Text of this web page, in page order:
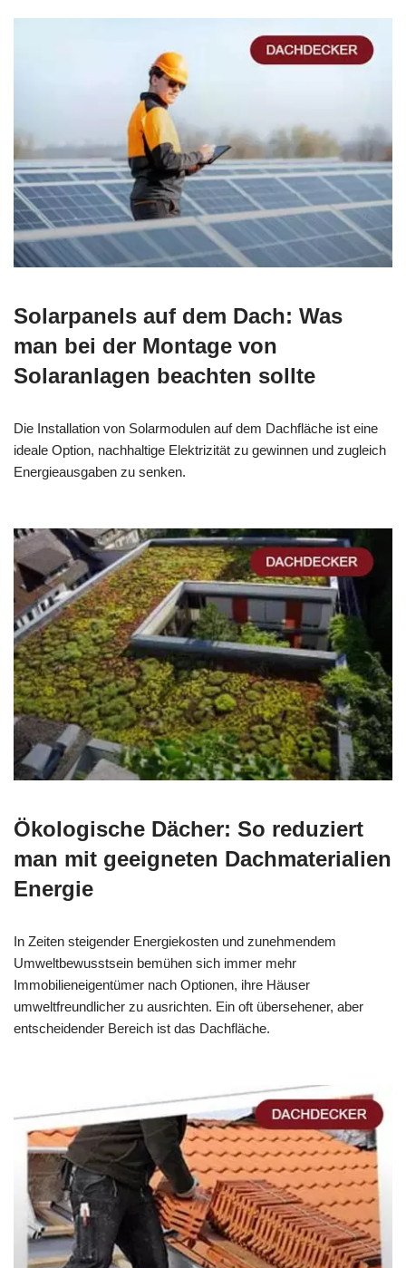
Solarpanels auf dem Dach: Was
man bei der Montage von
Solaranlagen beachten sollte
Die Installation von Solarmodulen auf dem Dachfläche ist eine
ideale Option, nachhaltige Elektrizität zu gewinnen und zugleich
Energieausgaben zu senken.
Ökologische Dächer: So reduziert
man mit geeigneten Dachmaterialien
Energie
In Zeiten steigender Energiekosten und zunehmendem
Umweltbewusstsein bemühen sich immer mehr
Immobilieneigentümer nach Optionen, ihre Häuser
umweltfreundlicher zu ausrichten. Ein oft übersehener, aber
entscheidender Bereich ist das Dachfläche.